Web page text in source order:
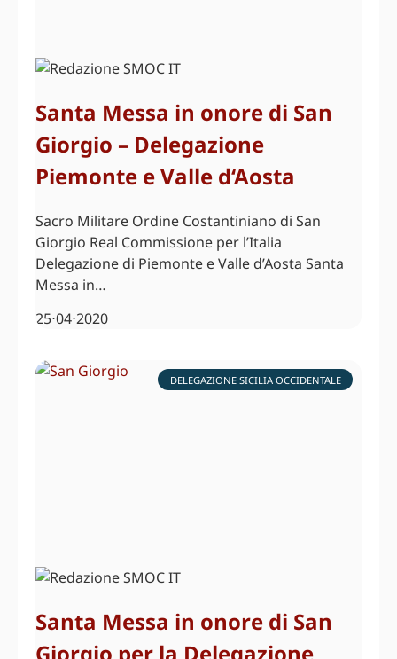
Santa Messa in onore di San
Giorgio – Delegazione
Piemonte e Valle d‘Aosta
Sacro Militare Ordine Costantiniano di San
Giorgio Real Commissione per l’Italia
Delegazione di Piemonte e Valle d’Aosta Santa
Messa in…
25⋅04⋅2020
DELEGAZIONE SICILIA OCCIDENTALE
Santa Messa in onore di San